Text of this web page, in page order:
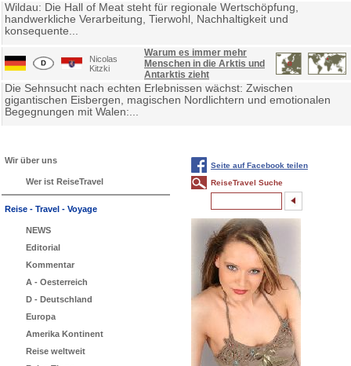
Wildau: Die Hall of Meat steht für regionale Wertschöpfung,
handwerkliche Verarbeitung, Tierwohl, Nachhaltigkeit und
konsequente...
Nicolas
Kitzki
Warum es immer mehr
Menschen in die Arktis und
Antarktis zieht
Die Sehnsucht nach echten Erlebnissen wächst: Zwischen
gigantischen Eisbergen, magischen Nordlichtern und emotionalen
Begegnungen mit Walen:...
Wir über uns
Wer ist ReiseTravel
Reise - Travel - Voyage
NEWS
Editorial
Kommentar
A - Oesterreich
D - Deutschland
Europa
Amerika Kontinent
Reise weltweit
Seite auf Facebook teilen
ReiseTravel Suche